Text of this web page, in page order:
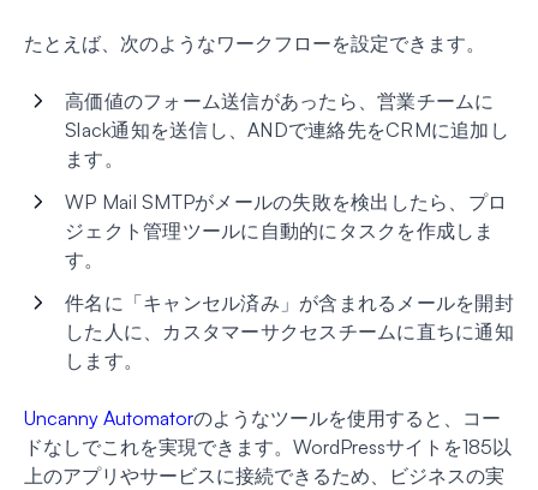
たとえば、次のようなワークフローを設定できます。
高価値のフォーム送信があったら、営業チームに
Slack通知を送信し、ANDで連絡先をCRMに追加し
ます。
WP Mail SMTPがメールの失敗を検出したら、プロ
ジェクト管理ツールに自動的にタスクを作成しま
す。
件名に「キャンセル済み」が含まれるメールを開封
した人に、カスタマーサクセスチームに直ちに通知
します。
Uncanny Automatorのようなツールを使用すると、コー
ドなしでこれを実現できます。WordPressサイトを185以
上のアプリやサービスに接続できるため、ビジネスの実